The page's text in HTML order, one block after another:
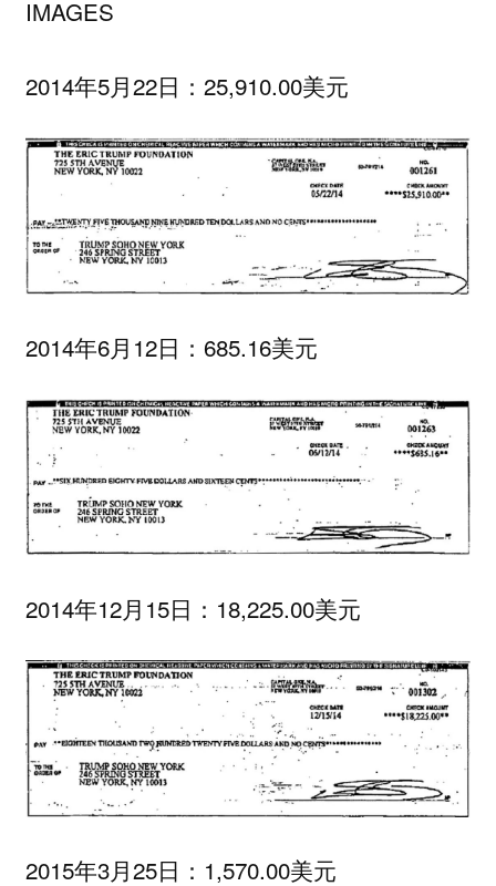
IMAGES
2014年5月22日：25,910.00美元
2014年6月12日：685.16美元
2014年12月15日：18,225.00美元
2015年3月25日：1,570.00美元